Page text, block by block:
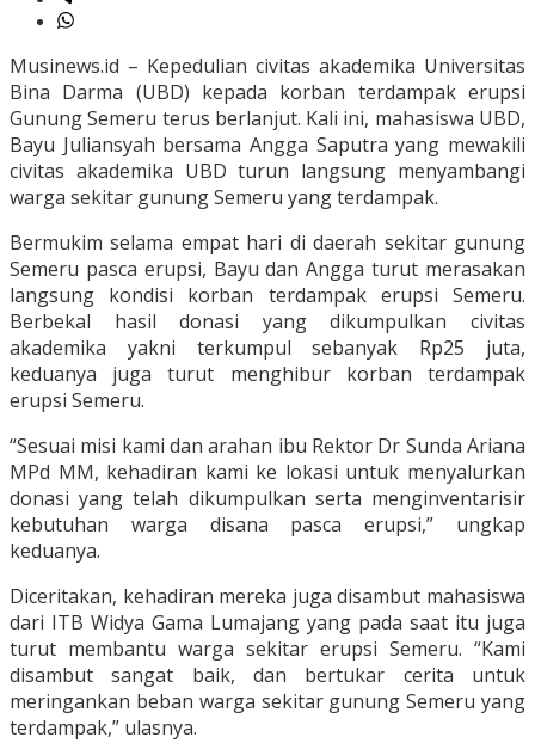
Musinews.id – Kepedulian civitas akademika Universitas
Bina Darma (UBD) kepada korban terdampak erupsi
Gunung Semeru terus berlanjut. Kali ini, mahasiswa UBD,
Bayu Juliansyah bersama Angga Saputra yang mewakili
civitas akademika UBD turun langsung menyambangi
warga sekitar gunung Semeru yang terdampak.
Bermukim selama empat hari di daerah sekitar gunung
Semeru pasca erupsi, Bayu dan Angga turut merasakan
langsung kondisi korban terdampak erupsi Semeru.
Berbekal hasil donasi yang dikumpulkan civitas
akademika yakni terkumpul sebanyak Rp25 juta,
keduanya juga turut menghibur korban terdampak
erupsi Semeru.
“Sesuai misi kami dan arahan ibu Rektor Dr Sunda Ariana
MPd MM, kehadiran kami ke lokasi untuk menyalurkan
donasi yang telah dikumpulkan serta menginventarisir
kebutuhan warga disana pasca erupsi,” ungkap
keduanya.
Diceritakan, kehadiran mereka juga disambut mahasiswa
dari ITB Widya Gama Lumajang yang pada saat itu juga
turut membantu warga sekitar erupsi Semeru. “Kami
disambut sangat baik, dan bertukar cerita untuk
meringankan beban warga sekitar gunung Semeru yang
terdampak,” ulasnya.